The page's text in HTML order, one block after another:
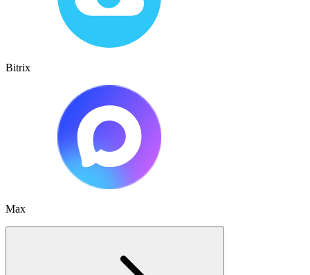
Bitrix
Max